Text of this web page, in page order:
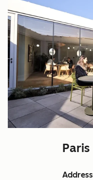
Paris
Address